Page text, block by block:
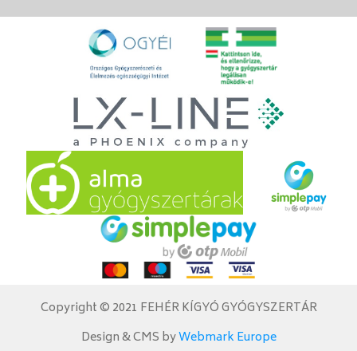
Copyright © 2021 FEHÉR KÍGYÓ GYÓGYSZERTÁR
Design & CMS byWebmark Europe